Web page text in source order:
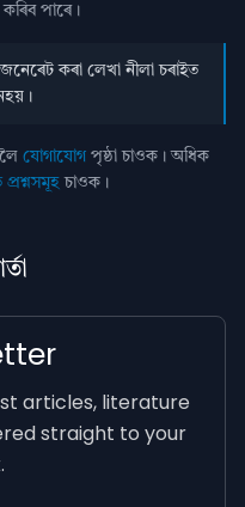
পাৰে।
কৰা লেখা নীলা চৰাইত
যোগাযোগ পৃষ্ঠা চাওক। অধিক
প্ৰশ্নসমূহচাওক।
articles, literature
straight to your